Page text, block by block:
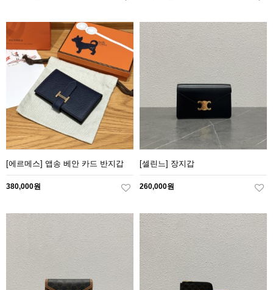
[에르메스] 앱송 베안 카드 반지갑
380,000원
[셀린느] 장지갑
260,000원